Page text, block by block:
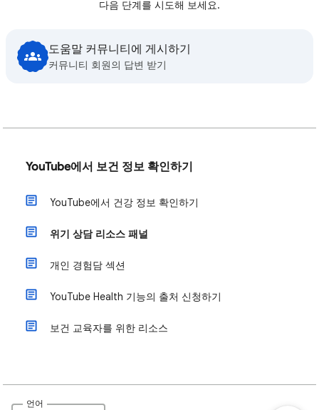
다음 단계를 시도해 보세요.
도움말 커뮤니티에 게시하기
커뮤니티 회원의 답변 받기
YouTube에서 보건 정보 확인하기
YouTube에서 건강 정보 확인하기
위기 상담 리소스 패널
개인 경험담 섹션
YouTube Health 기능의 출처 신청하기
보건 교육자를 위한 리소스
언어